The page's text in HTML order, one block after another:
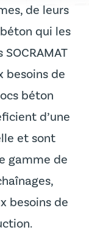
de leurs
qui les
besoins de
béton
d’une
et sont
gamme de
besoins de